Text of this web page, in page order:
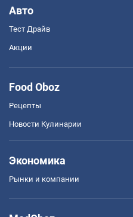
Авто
Тест Драйв
Акции
Food Oboz
Рецепты
Новости Кулинарии
Экономика
Рынки и компании